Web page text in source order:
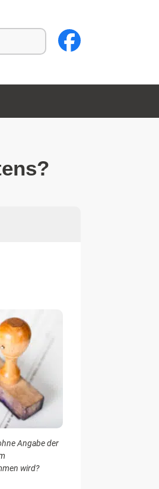
Angabe der
wird?